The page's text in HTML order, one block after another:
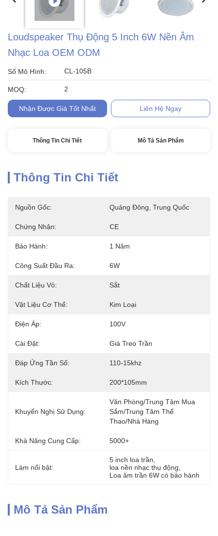
Loudspeaker Thụ Động 5 Inch 6W Nền Âm
Nhạc Loa OEM ODM
Số Mô Hình: CL-105B
MOQ: 2
Nhận Được Giá Tốt Nhất Liên Hệ Ngay
Thông Tin Chi Tiết Mô Tả Sản Phẩm
Thông Tin Chi Tiết
Nguồn Gốc: Quảng Đông, Trung Quốc
Chứng Nhận: CE
Bảo Hành: 1 Năm
Công Suất Đầu Ra: 6W
Chất Liệu Vỏ: Sắt
Vật Liệu Cơ Thể: Kim Loại
Điện Áp: 100V
Cài Đặt: Giá Treo Trần
Đáp Ứng Tần Số: 110-15khz
Kích Thước: 200*105mm
Khuyến Nghị Sử Dụng:
Văn Phòng/trung Tâm Mua
Sắm/trung Tâm Thể
Thao/nhà Hàng
Khả Năng Cung Cấp: 5000+
Làm nổi bật:
5 inch loa trần
loa nền nhạc thụ động
Loa âm trần 6W có bảo hành
Mô Tả Sản Phẩm